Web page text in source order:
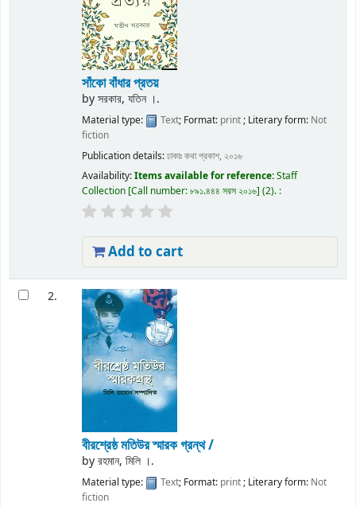
সাঁকো বাঁধার প্রতয়
byসরকার, যতিন ।.
Material type: Text; Format: print; Literary form: Not
fiction
Publication details:ঢাকাঃকথা প্রকাশ, ২০১৬
Availability:Items available for reference:Staff
Collection Call number:৮৯১.৪৪৪ সরস ২০১৬ (2). :
Add to cart
2.
বীরশ্রেষ্ঠ মতিউর স্মারক গ্রন্থ /
byরহমান, মিলি ।.
Material type: Text; Format: print; Literary form: Not
fiction